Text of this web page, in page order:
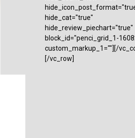
hide_cat="true"
hide_review_piechart="true"
block_id="penci_grid_1-
custom_markup_1=""][/
[/vc_row]